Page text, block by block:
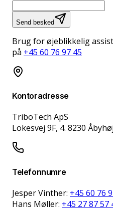
Send besked
Brug for øjeblikkelig
på +45 60 76 97 45
Kontoradresse
TriboTech ApS
Lokesvej 9F, 4. 8230
Telefonnumre
Jesper Vinther: +45 60 76
Hans Møller: +45 27 87 57